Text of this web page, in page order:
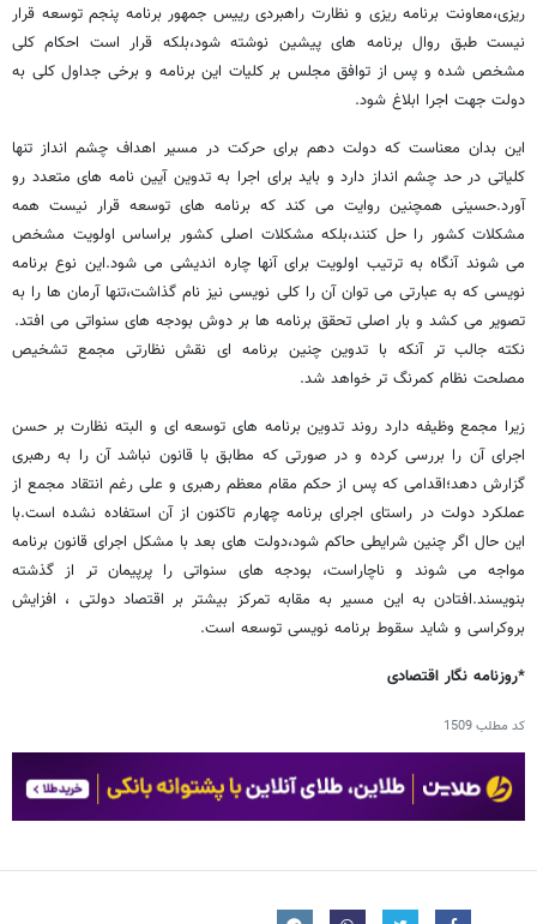
ریزی،معاونت برنامه ریزی و نظارت راهبردی رییس جمهور برنامه پنجم توسعه قرار
نیست طبق روال برنامه های پیشین نوشته شود،بلکه قرار است احکام کلی
مشخص شده و پس از توافق مجلس بر کلیات این برنامه و برخی جداول کلی به
دولت جهت اجرا ابلاغ شود.
این بدان معناست که دولت دهم برای حرکت در مسیر اهداف چشم انداز تنها
کلیاتی در حد چشم انداز دارد و باید برای اجرا به تدوین آیین نامه های متعدد رو
آورد.حسینی همچنین روایت می کند که برنامه های توسعه قرار نیست همه
مشکلات کشور را حل کنند،بلکه مشکلات اصلی کشور براساس اولویت مشخص
می شوند آنگاه به ترتیب اولویت برای آنها چاره اندیشی می شود.این نوع برنامه
نویسی که به عبارتی می توان آن را کلی نویسی نیز نام گذاشت،تنها آرمان ها را به
تصویر می کشد و بار اصلی تحقق برنامه ها بر دوش بودجه های سنواتی می افتد.
نکته جالب تر آنکه با تدوین چنین برنامه ای نقش نظارتی مجمع تشخیص
مصلحت نظام کمرنگ تر خواهد شد.
زیرا مجمع وظیفه دارد روند تدوین برنامه های توسعه ای و البته نظارت بر حسن
اجرای آن را بررسی کرده و در صورتی که مطابق با قانون نباشد آن را به رهبری
گزارش دهد؛اقدامی که پس از حکم مقام معظم رهبری و علی رغم انتقاد مجمع از
عملکرد دولت در راستای اجرای برنامه چهارم تاکنون از آن استفاده نشده است.با
این حال اگر چنین شرایطی حاکم شود،دولت های بعد با مشکل اجرای قانون برنامه
مواجه می شوند و ناچاراست، بودجه های سنواتی را پرپیمان تر از گذشته
بنویسند.افتادن به این مسیر به مقابه تمرکز بیشتر بر اقتصاد دولتی ، افزایش
بروکراسی و شاید سقوط برنامه نویسی توسعه است.
*روزنامه نگار اقتصادی
کد مطلب1509